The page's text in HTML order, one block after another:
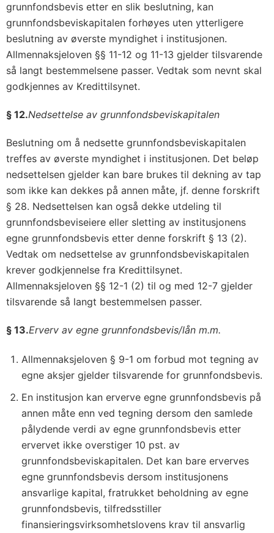
grunnfondsbevis etter en slik beslutning, kan
grunnfondsbeviskapitalen forhøyes uten ytterligere
beslutning av øverste myndighet i institusjonen.
Allmennaksjeloven §§ 11-12 og 11-13 gjelder tilsvarende
så langt bestemmelsene passer. Vedtak som nevnt skal
godkjennes av Kredittilsynet.
§ 12.Nedsettelse av grunnfondsbeviskapitalen
Beslutning om å nedsette grunnfondsbeviskapitalen
treffes av øverste myndighet i institusjonen. Det beløp
nedsettelsen gjelder kan bare brukes til dekning av tap
som ikke kan dekkes på annen måte, jf. denne forskrift
§ 28. Nedsettelsen kan også dekke utdeling til
grunnfondsbeviseiere eller sletting av institusjonens
egne grunnfondsbevis etter denne forskrift § 13 (2).
Vedtak om nedsettelse av grunnfondsbeviskapitalen
krever godkjennelse fra Kredittilsynet.
Allmennaksjeloven §§ 12-1 (2) til og med 12-7 gjelder
tilsvarende så langt bestemmelsen passer.
§ 13.Erverv av egne grunnfondsbevis/lån m.m.
Allmennaksjeloven § 9-1 om forbud mot tegning av
egne aksjer gjelder tilsvarende for grunnfondsbevis.
En institusjon kan erverve egne grunnfondsbevis på
annen måte enn ved tegning dersom den samlede
pålydende verdi av egne grunnfondsbevis etter
ervervet ikke overstiger 10 pst. av
grunnfondsbeviskapitalen. Det kan bare erverves
egne grunnfondsbevis dersom institusjonens
ansvarlige kapital, fratrukket beholdning av egne
grunnfondsbevis, tilfredsstiller
finansieringsvirksomhetslovens krav til ansvarlig